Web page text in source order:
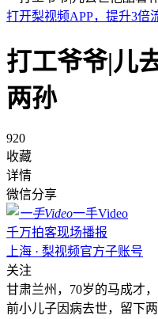
打开梨视频APP，提升3倍
打工爷爷|儿
两孙
920
收藏
详情
微信分享
一手Video
千万拍客现场播报
上海 · 梨视频官方子账号
关注
甘肃兰州，70岁的马成才
前小儿子因病去世，留下